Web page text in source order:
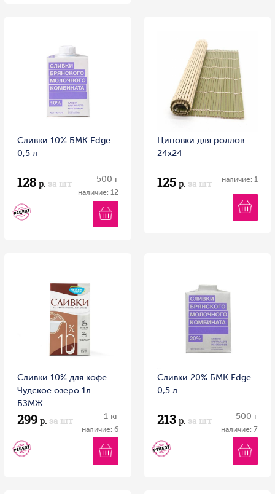
Сливки 10% БМК Edge
0,5 л
128 р. за шт 500 г
наличие: 12
Циновки для роллов
24х24
125 р. за шт наличие: 1
Сливки 10% для кофе
Чудское озеро 1л
БЗМЖ
299 р. за шт 1 кг
наличие: 6
Сливки 20% БМК Edge
0,5 л
213 р. за шт 500 г
наличие: 7